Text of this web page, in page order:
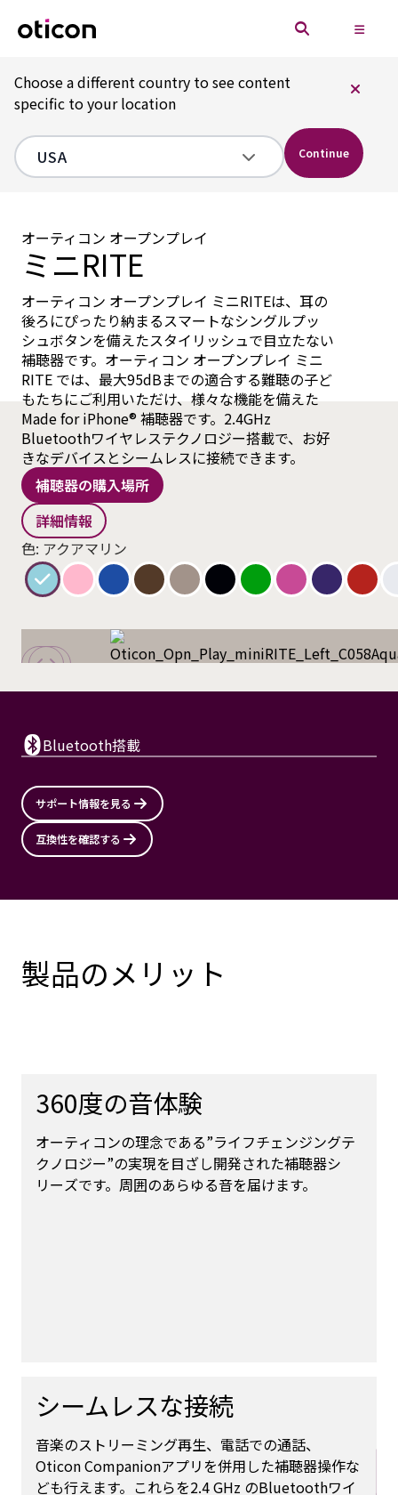
Choose a different country to see content
specific to your location
Continue
オーティコン オープンプレイ
ミニRITE
オーティコン オープンプレイ ミニRITEは、耳の
後ろにぴったり納まるスマートなシングルプッ
シュボタンを備えたスタイリッシュで目立たない
補聴器です。オーティコン オープンプレイ ミニ
RITE では、最大95dBまでの適合する難聴の子ど
もたちにご利用いただけ、様々な機能を備えた
Made for iPhone® 補聴器です。2.4GHz
Bluetoothワイヤレステクノロジー搭載で、お好
きなデバイスとシームレスに接続できます。
補聴器の購入場所
詳細情報
色: アクアマリン
Bluetooth搭載
サポート情報を見る
互換性を確認する
製品のメリット
360度の音体験
オーティコンの理念である”ライフチェンジングテ
クノロジー”の実現を目ざし開発された補聴器シ
リーズです。周囲のあらゆる音を届けます。
シームレスな接続
音楽のストリーミング再生、電話での通話、
Oticon Companionアプリを併用した補聴器操作な
ども行えます。これらを2.4 GHz のBluetoothワイ